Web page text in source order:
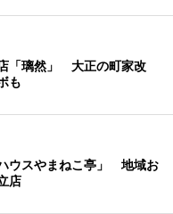
「璃然」 大正の町家改
も
ウスやまねこ亭」 地域お
店